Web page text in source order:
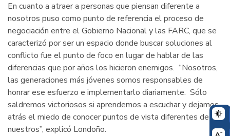
En cuanto a atraer a personas que piensan diferente a
nosotros puso como punto de referencia el proceso de
negociación entre el Gobierno Nacional y las FARC, que se
caracterizó por ser un espacio donde buscar soluciones al
conflicto fue el punto de foco en lugar de hablar de las
diferencias que por años los hicieron enemigos. “Nosotros,
las generaciones más jóvenes somos responsables de
honrar ese esfuerzo e implementarlo diariamente. Sólo
saldremos victoriosos si aprendemos a escuchar y dejamos
atrás el miedo de conocer puntos de vista diferentes de los
nuestros”, explicó Londoño.